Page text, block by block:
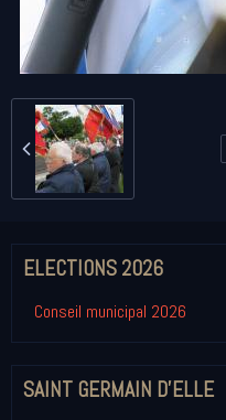
ELECTIONS 2026
Conseil municipal 2026
SAINT GERMAIN D'ELLE